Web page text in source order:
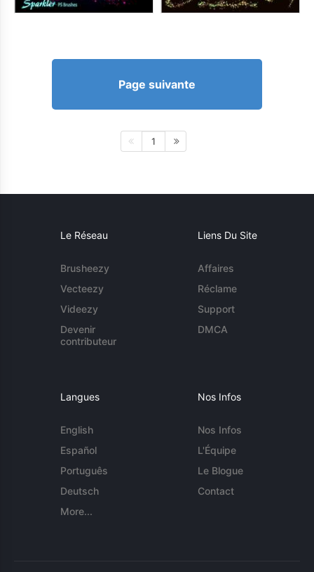
Page suivante
1
Le Réseau
Brusheezy
Vecteezy
Videezy
Devenir
contributeur
Liens Du Site
Affaires
Réclame
Support
DMCA
Langues
English
Español
Português
Deutsch
More...
Nos Infos
Nos Infos
L'Équipe
Le Blogue
Contact